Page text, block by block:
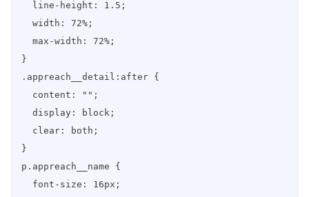
  width: 72%;
  max-width: 72%;
}
.appreach__detail:after {
  display: block;
}
p.appreach__name {